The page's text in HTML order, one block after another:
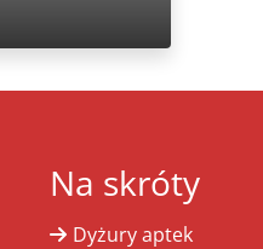
Na skróty
Dyżury aptek